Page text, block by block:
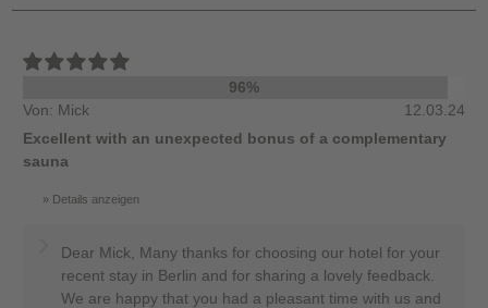
96%
Von: Mick
12.03.24
Excellent with an unexpected bonus of a complementary
sauna
Details anzeigen
Dear Mick, Many thanks for choosing our hotel for your
recent stay in Berlin and for sharing a lovely feedback.
We are happy that you had a pleasant time with us and